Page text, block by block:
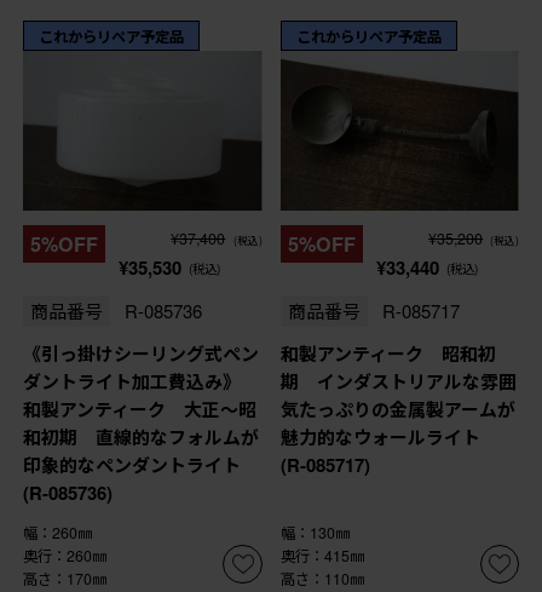
これからリペア予定品
5%OFF ¥37,400 (税込)
¥35,530 (税込)
商品番号 R-085736
《引っ掛けシーリング式ペン
ダントライト加工費込み》
和製アンティーク 大正〜昭
和初期 直線的なフォルムが
印象的なペンダントライト
(R-085736)
幅：260㎜
奥行：260㎜
高さ：170㎜
これからリペア予定品
5%OFF ¥35,200 (税込)
¥33,440 (税込)
商品番号 R-085717
和製アンティーク 昭和初
期 インダストリアルな雰囲
気たっぷりの金属製アームが
魅力的なウォールライト
(R-085717)
幅：130㎜
奥行：415㎜
高さ：110㎜